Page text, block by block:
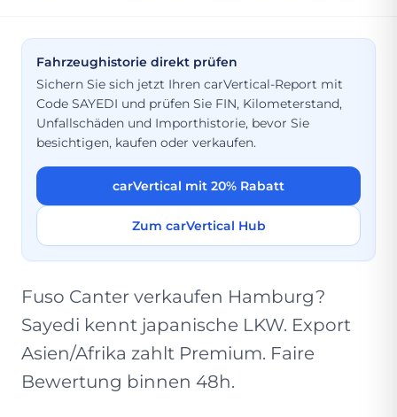
Fahrzeughistorie direkt prüfen
Sichern Sie sich jetzt Ihren carVertical-Report mit
Code SAYEDI und prüfen Sie FIN, Kilometerstand,
Unfallschäden und Importhistorie, bevor Sie
besichtigen, kaufen oder verkaufen.
carVertical mit 20% Rabatt
Zum carVertical Hub
Fuso Canter verkaufen Hamburg?
Sayedi kennt japanische LKW. Export
Asien/Afrika zahlt Premium. Faire
Bewertung binnen 48h.